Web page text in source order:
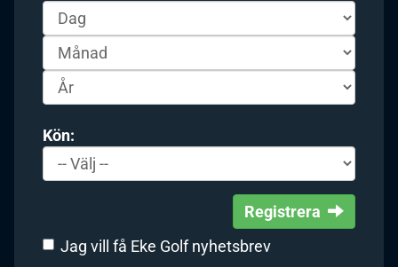
Kön:
Registrera
Jag vill få Eke Golf nyhetsbrev